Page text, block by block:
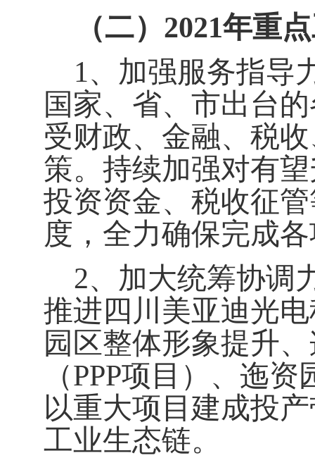
（二）2021年重
1、加强服务指导
国家、省、市出台
受财政、金融、税
策。持续加强对有
投资资金、税收征
度，全力确保完成
2、加大统筹协调
推进四川美亚迪光
园区整体形象提升
（PPP项目）、迤
以重大项目建成投
工业生态链。